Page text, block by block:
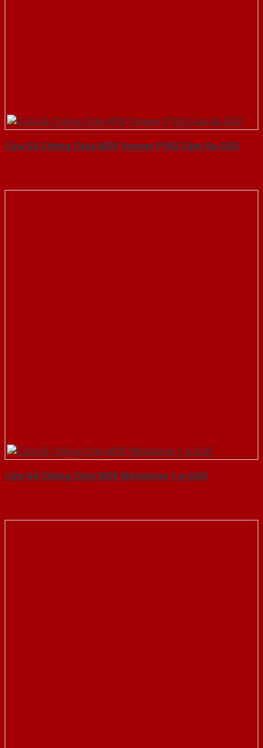
Cửa Gỗ Chống Cháy MDF Veneer P1R2 Căm Xe-SGD
Cửa Gỗ Chống Cháy MDF Melamine 1-a-SGD